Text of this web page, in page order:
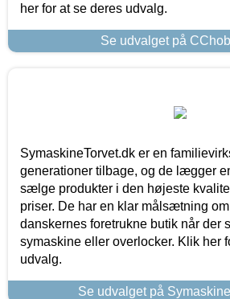
her for at se deres udvalg.
Se udvalget på
SymaskineTorvet.dk er en
generationer tilbage, og de lægger
sælge produkter i den højeste
priser. De har en klar målsætning
danskernes foretrukne butik når der
symaskine eller overlocker. Klik her
udvalg.
Se udvalget på